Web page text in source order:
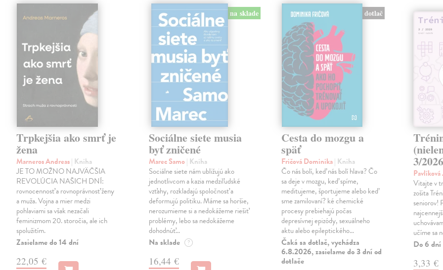
Trpkejšia ako smrť je
žena
Marneros Andreas| Kniha
JE TO MOŽNO NAJVÄČŠIA
REVOLÚCIA NAŠICH DNÍ:
rovnocennosť a rovnoprávnosť ženy
a muža. Vojna a mier medzi
pohlaviami sa však nezačali
feminizmom 20. storočia, ale ich
spolužitím.
Zasielame do 14 dní
22,05 €
na sklade
Sociálne siete musia
byť zničené
Marec Samo| Kniha
Sociálne siete nám ubližujú ako
jednotlivcom a kazia medziľudské
vzťahy, rozkladajú spoločnosť a
deformujú politiku. Máme sa horšie,
nerozumieme si a nedokážeme riešiť
problémy, lebo sa nedokážeme
dohodnúť…
Na sklade ?
16,44 €
dotlač
Cesta do mozgu a
späť
Fričová Dominika| Kniha
Čo nás bolí, keď nás bolí hlava? Čo
sa deje v mozgu, keď spíme,
meditujeme, športujeme alebo keď
sme zamilovaní? ké chemické
procesy prebiehajú počas
depresívnej epizódy, sexuálneho
aktu alebo epileptického…
Čaká sa dotlač, vychádza
6.8.2026, zasielame do 3 dní od
dotlače
3/2026
Pavlíková
Vitajte v
zošita
seniorov!
učíme sa
Do 6 dní
3,33 €